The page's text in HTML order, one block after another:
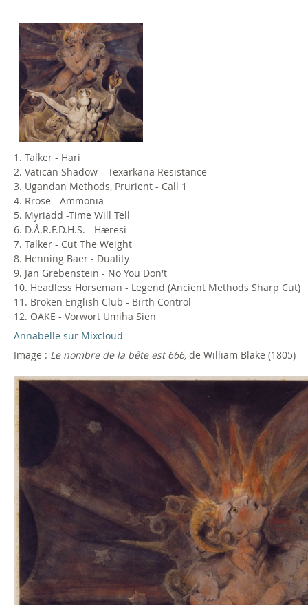
1. Talker - Hari
2. Vatican Shadow – Texarkana Resistance
3. Ugandan Methods, Prurient - Call 1
4. Rrose - Ammonia
5. Myriadd -Time Will Tell
6. D.Å.R.F.D.H.S. - Hæresi
7. Talker - Cut The Weight
8. Henning Baer - Duality
9. Jan Grebenstein - No You Don't
10. Headless Horseman - Legend (Ancient Methods Sharp Cut)
11. Broken English Club - Birth Control
12. OAKE - Vorwort Umiha Sien
Annabelle sur Mixcloud
Image : Le nombre de la bête est 666, de William Blake (1805)